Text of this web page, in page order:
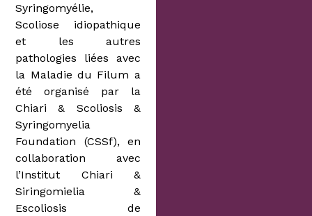
Syringomyélie,
Scoliose idiopathique
et les autres
pathologies liées avec
la Maladie du Filum a
été organisé par la
Chiari & Scoliosis &
Syringomyelia
Foundation (CSSf), en
collaboration avec
l’Institut Chiari &
Siringomielia &
Escoliosis de